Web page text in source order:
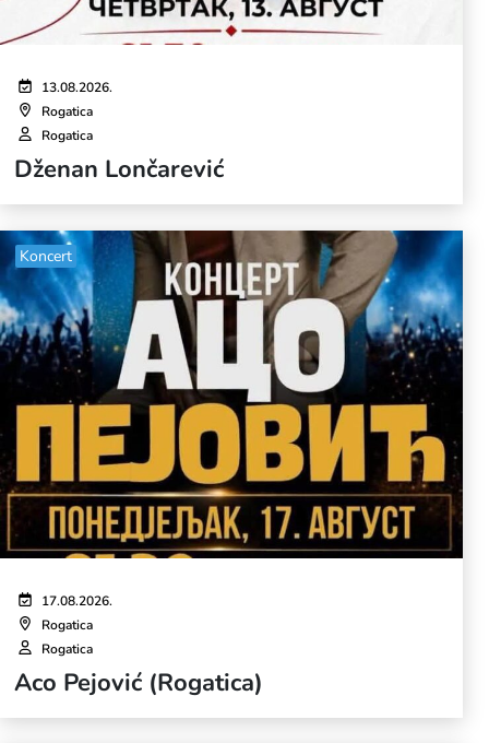
13.08.2026.
Rogatica
Rogatica
Dženan Lončarević
Koncert
17.08.2026.
Rogatica
Rogatica
Aco Pejović (Rogatica)